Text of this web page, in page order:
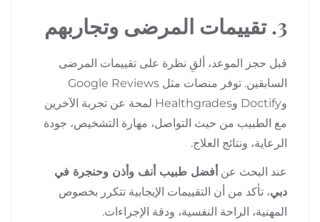
3. تقييمات المرضى وتجاربهم
قبل حجز الموعد، ألقِ نظرة على تقييمات المرضى
السابقين. توفر منصات مثل Google Reviews
وDoctify وHealthgrades لمحة عن تجربة الآخرين
مع الطبيب من حيث التواصل، مهارة التشخيص، جودة
الرعاية، ونتائج العلاج.
عند البحث عن أفضل طبيب أنف وأذن وحنجرة في
دبي، تأكد من أن التقييمات الإيجابية تتكرر بخصوص
المهنية، الراحة النفسية، ودقة الإجراءات.